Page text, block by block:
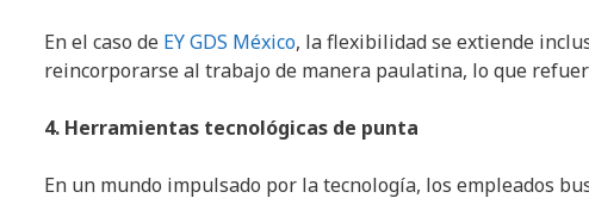
En el caso de EY GDS México, la flexibilidad se extiende
reincorporarse al trabajo de manera paulatina, lo que
4. Herramientas tecnológicas de punta
En un mundo impulsado por la tecnología, los empleados